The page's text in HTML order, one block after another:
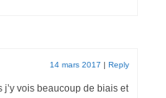
14 mars 2017 | Reply
j’y vois beaucoup de biais et